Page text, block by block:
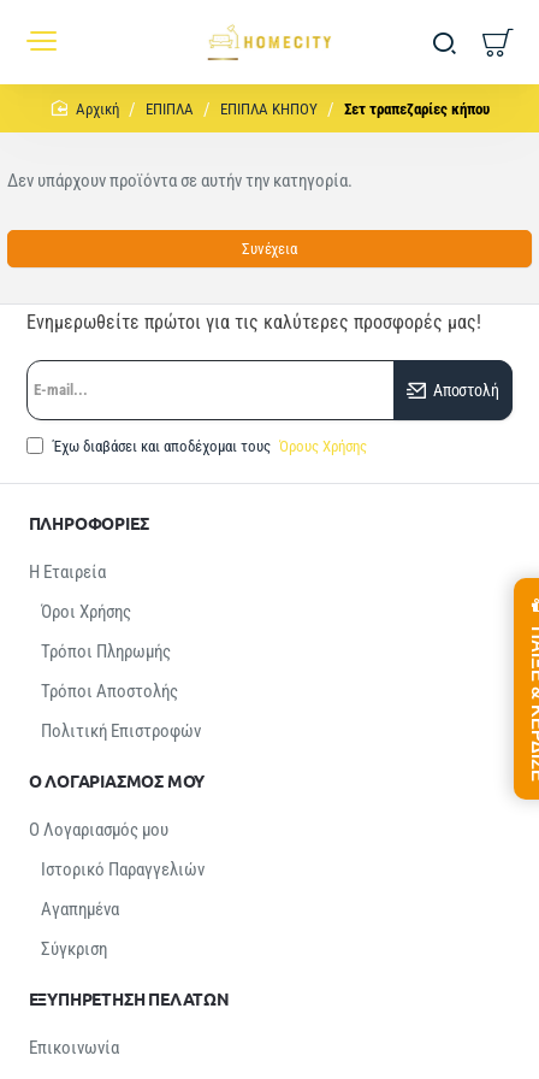
homeΕΠΙΠΛΑ ΕΠΙΠΛΑ ΚΗΠΟΥ Σετ τραπεζαρίες κήπου
Δεν υπάρχουν προϊόντα σε αυτήν την κατηγορία.
Συνέχεια
Ενημερωθείτε πρώτοι για τις καλύτερες προσφορές μας!
E-
mail...
Αποστολή
Έχω διαβάσει και αποδέχομαι τους Όρους Χρήσης
ΠΛΗΡΟΦΟΡΙΕΣ
Η Εταιρεία
Όροι Χρήσης
Τρόποι Πληρωμής
Τρόποι Αποστολής
Πολιτική Επιστροφών
Ο ΛΟΓΑΡΙΑΣΜΟΣ ΜΟΥ
Ο Λογαριασμός μου
Ιστορικό Παραγγελιών
Αγαπημένα
Σύγκριση
ΕΞΥΠΗΡΕΤΗΣΗ ΠΕΛΑΤΩΝ
Επικοινωνία